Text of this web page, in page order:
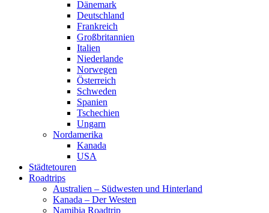
Dänemark
Deutschland
Frankreich
Großbritannien
Italien
Niederlande
Norwegen
Österreich
Schweden
Spanien
Tschechien
Ungarn
Nordamerika
Kanada
USA
Städtetouren
Roadtrips
Australien – Südwesten und Hinterland
Kanada – Der Westen
Namibia Roadtrip